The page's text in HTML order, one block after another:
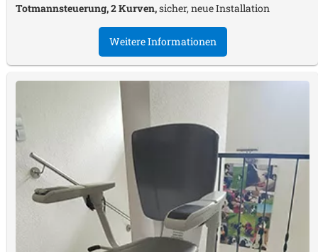
Totmannsteuerung, 2 Kurven,sicher, neue Installation
Weitere Informationen